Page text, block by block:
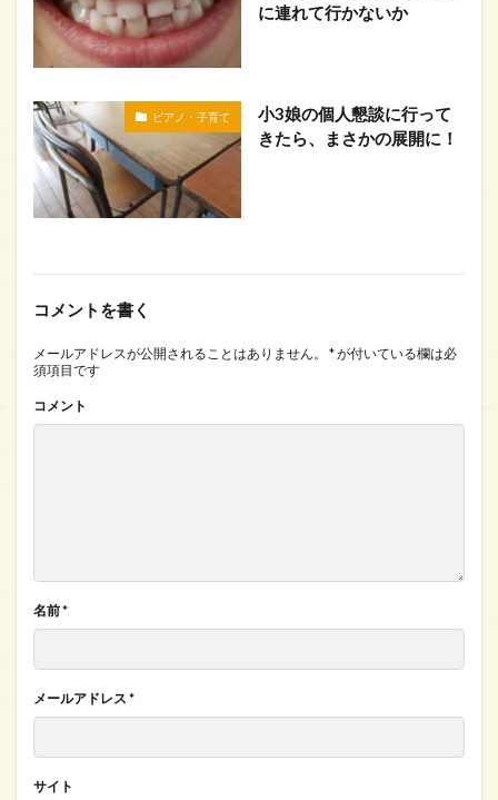
に連れて行かないか
ピアノ・子育て
小3娘の個人懇談に行って
きたら、まさかの展開に！
コメントを書く
メールアドレスが公開されることはありません。 *が付いている欄は必
須項目です
コメント
名前*
メールアドレス *
サイト